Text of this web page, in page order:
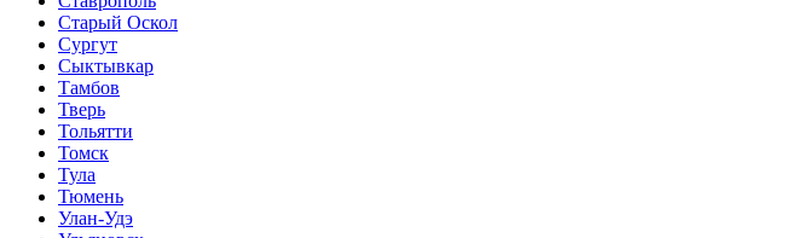
Старый Оскол
Сургут
Сыктывкар
Тамбов
Тверь
Тольятти
Томск
Тула
Тюмень
Улан-Удэ